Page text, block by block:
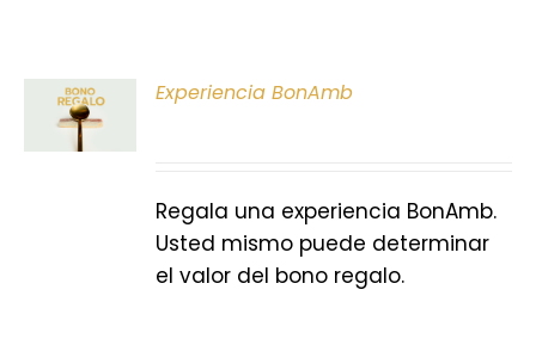
Experiencia BonAmb
Regala una experiencia BonAmb.
Usted mismo puede determinar
el valor del bono regalo.